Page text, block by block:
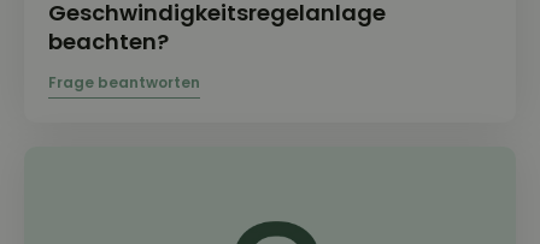
Geschwindigkeitsregelanlage
beachten?